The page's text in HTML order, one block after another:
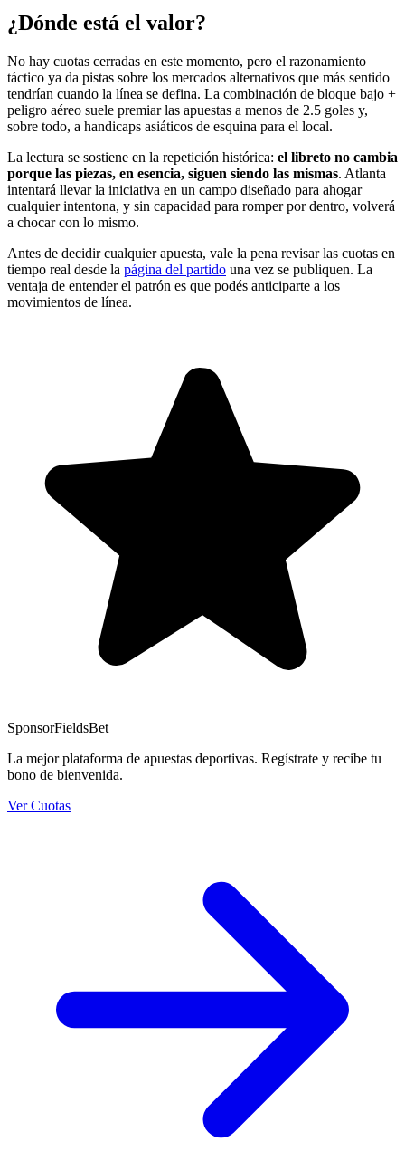
¿Dónde está el valor?
No hay cuotas cerradas en este momento, pero el razonamiento
táctico ya da pistas sobre los mercados alternativos que más sentido
tendrían cuando la línea se defina. La combinación de bloque bajo +
peligro aéreo suele premiar las apuestas a menos de 2.5 goles y,
sobre todo, a handicaps asiáticos de esquina para el local.
La lectura se sostiene en la repetición histórica: el libreto no cambia
porque las piezas, en esencia, siguen siendo las mismas. Atlanta
intentará llevar la iniciativa en un campo diseñado para ahogar
cualquier intentona, y sin capacidad para romper por dentro, volverá
a chocar con lo mismo.
Antes de decidir cualquier apuesta, vale la pena revisar las cuotas en
tiempo real desde la página del partido una vez se publiquen. La
ventaja de entender el patrón es que podés anticiparte a los
movimientos de línea.
SponsorFieldsBet
La mejor plataforma de apuestas deportivas. Regístrate y recibe tu
bono de bienvenida.
Ver Cuotas